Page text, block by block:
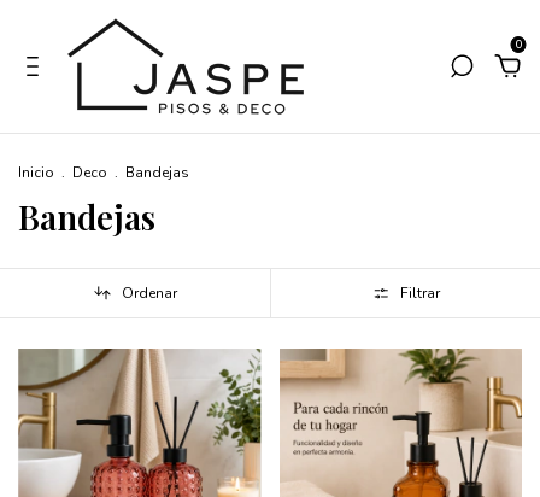
0
Inicio . Deco . Bandejas
Bandejas
Ordenar Filtrar